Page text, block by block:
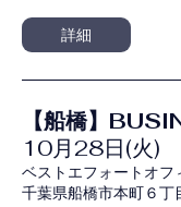
詳細
【船橋】
10月28日(火)
ベストエフォートオ
千葉県船橋市本町６丁